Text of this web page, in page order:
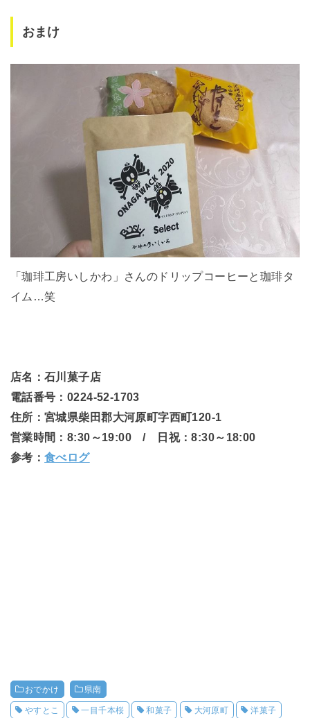
おまけ
「珈琲工房いしかわ」さんのドリップコーヒーと珈琲タ
イム…笑
店名：石川菓子店
電話番号：0224-52-1703
住所：宮城県柴田郡大河原町字西町120-1
営業時間：8:30～19:00 / 日祝：8:30～18:00
参考：食べログ
おでかけ 県南
やすとこ 一目千本桜 和菓子 大河原町 洋菓子